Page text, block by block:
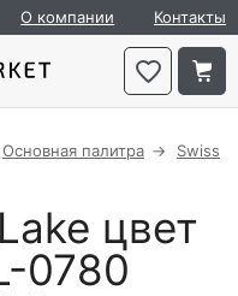
О компании Контакты
Основная палитра
Swiss
цвет
0780